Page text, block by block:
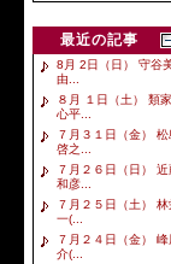
最近の記事
8月 2日（日） 守谷
由...
８月 １日（土） 類家
心平...
７月３１日（金） 松
啓之...
７月２６日（日） 近
和彦...
７月２５日（土） 林
一(...
７月２４日（金） 峰
介(...